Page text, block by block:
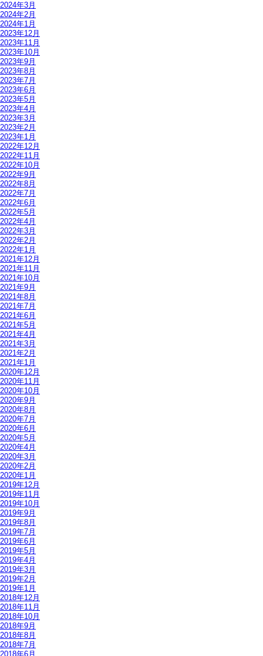
2024年3月
2024年2月
2024年1月
2023年12月
2023年11月
2023年10月
2023年9月
2023年8月
2023年7月
2023年6月
2023年5月
2023年4月
2023年3月
2023年2月
2023年1月
2022年12月
2022年11月
2022年10月
2022年9月
2022年8月
2022年7月
2022年6月
2022年5月
2022年4月
2022年3月
2022年2月
2022年1月
2021年12月
2021年11月
2021年10月
2021年9月
2021年8月
2021年7月
2021年6月
2021年5月
2021年4月
2021年3月
2021年2月
2021年1月
2020年12月
2020年11月
2020年10月
2020年9月
2020年8月
2020年7月
2020年6月
2020年5月
2020年4月
2020年3月
2020年2月
2020年1月
2019年12月
2019年11月
2019年10月
2019年9月
2019年8月
2019年7月
2019年6月
2019年5月
2019年4月
2019年3月
2019年2月
2019年1月
2018年12月
2018年11月
2018年10月
2018年9月
2018年8月
2018年7月
2018年6月